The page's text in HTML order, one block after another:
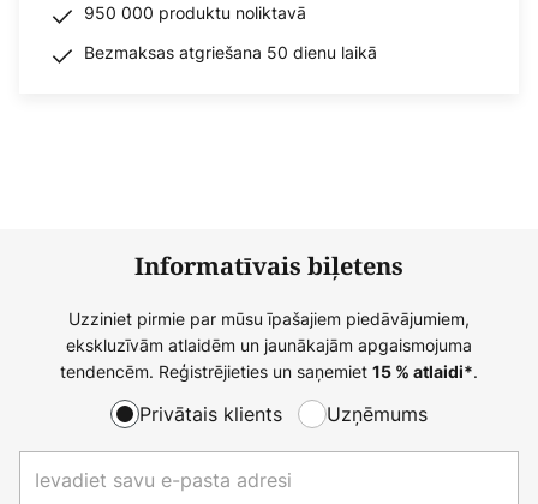
950 000 produktu noliktavā
Bezmaksas atgriešana 50 dienu laikā
Informatīvais biļetens
Uzziniet pirmie par mūsu īpašajiem piedāvājumiem,
ekskluzīvām atlaidēm un jaunākajām apgaismojuma
tendencēm. Reģistrējieties un saņemiet 15 % atlaidi*.
Privātais klients Uzņēmums